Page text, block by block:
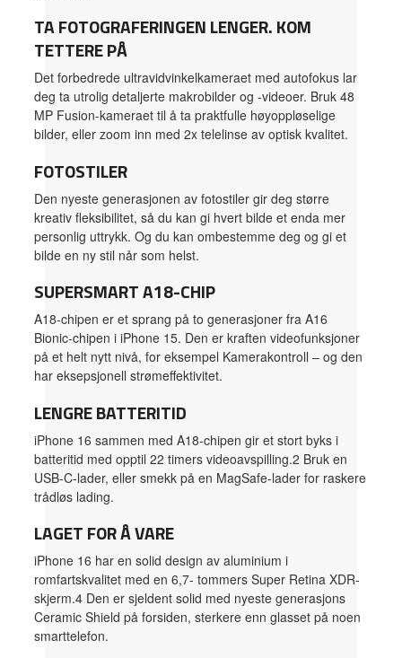
TA FOTOGRAFERINGEN LENGER. KOM
TETTERE PÅ
Det forbedrede ultravidvinkelkameraet med autofokus lar
deg ta utrolig detaljerte makrobilder og -videoer. Bruk 48
MP Fusion-kameraet til å ta praktfulle høyoppløselige
bilder, eller zoom inn med 2x telelinse av optisk kvalitet.
FOTOSTILER
Den nyeste generasjonen av fotostiler gir deg større
kreativ fleksibilitet, så du kan gi hvert bilde et enda mer
personlig uttrykk. Og du kan ombestemme deg og gi et
bilde en ny stil når som helst.
SUPERSMART A18-CHIP
A18-chipen er et sprang på to generasjoner fra A16
Bionic-chipen i iPhone 15. Den er kraften videofunksjoner
på et helt nytt nivå, for eksempel Kamerakontroll – og den
har eksepsjonell strømeffektivitet.
LENGRE BATTERITID
iPhone 16 sammen med A18-chipen gir et stort byks i
batteritid med opptil 22 timers videoavspilling.2 Bruk en
USB-C-lader, eller smekk på en MagSafe-lader for raskere
trådløs lading.
LAGET FOR Å VARE
iPhone 16 har en solid design av aluminium i
romfartskvalitet med en 6,7- tommers Super Retina XDR-
skjerm.4 Den er sjeldent solid med nyeste generasjons
Ceramic Shield på forsiden, sterkere enn glasset på noen
smarttelefon.